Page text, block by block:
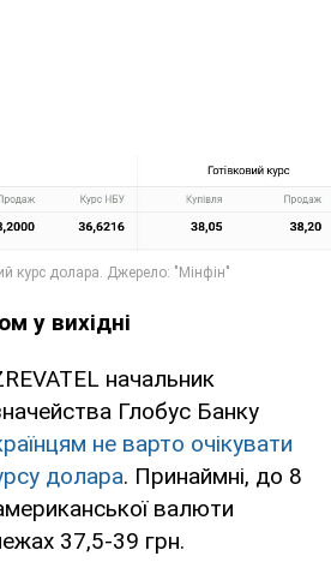
у вихідні
начальник
Глобус Банку
не варто очікувати
долара. Принаймні, до 8
валюти
37,5-39 грн.